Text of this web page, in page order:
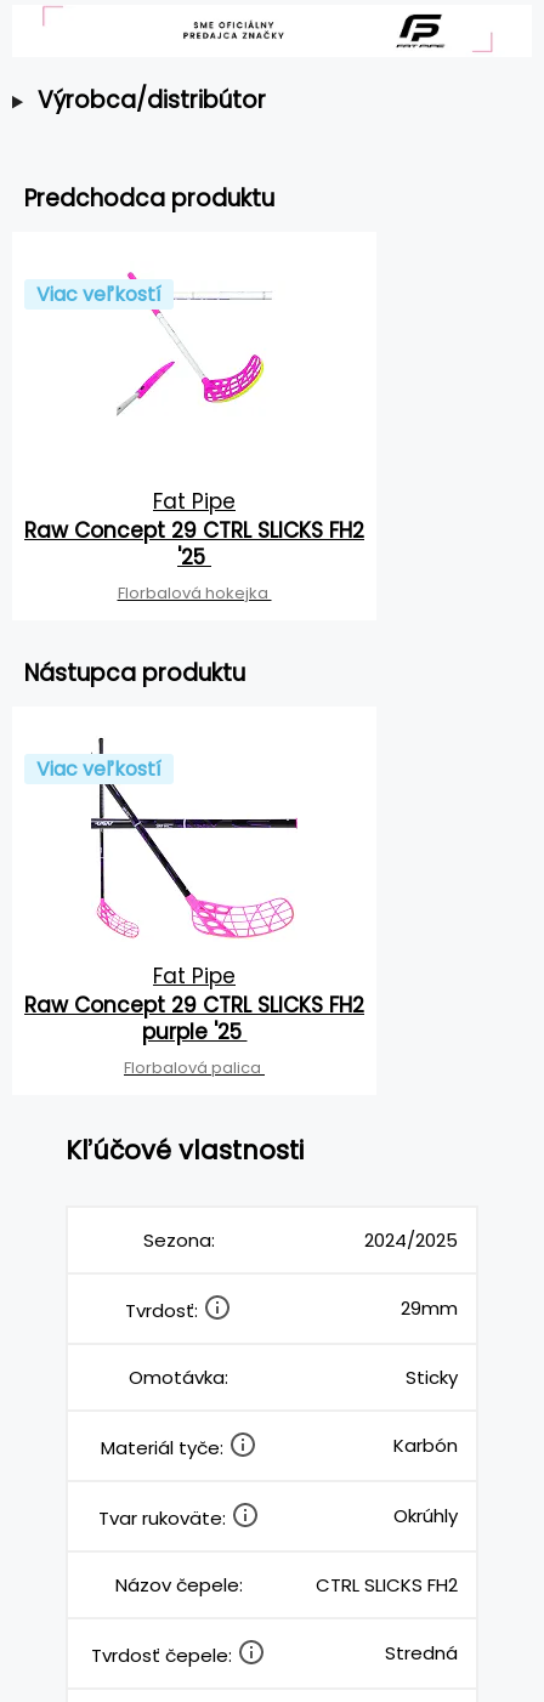
Výrobca/distribútor
Predchodca produktu
Viac veľkostí
Fat Pipe
Raw Concept 29 CTRL SLICKS FH2
'25
Florbalová hokejka
Nástupca produktu
Viac veľkostí
Fat Pipe
Raw Concept 29 CTRL SLICKS FH2
purple '25
Florbalová palica
Kľúčové vlastnosti
Sezona: 2024/2025
Tvrdosť: 29mm
Omotávka: Sticky
Materiál tyče: Karbón
Tvar rukoväte: Okrúhly
Názov čepele: CTRL SLICKS FH2
Tvrdosť čepele: Stredná